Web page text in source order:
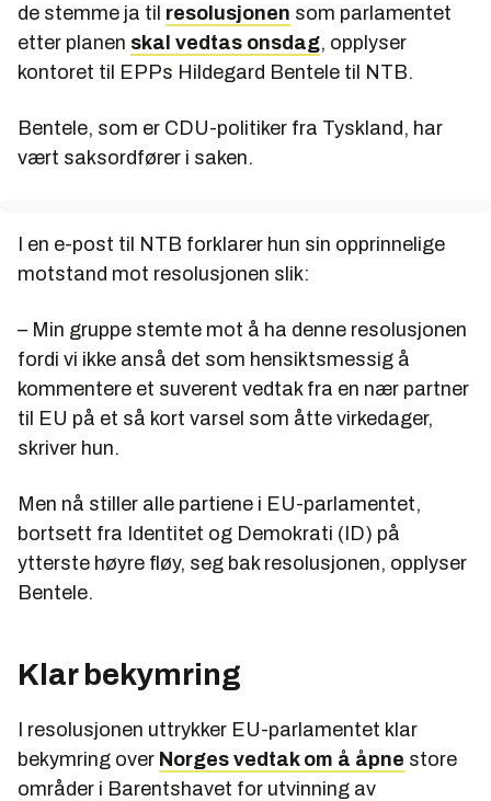
de stemme ja til resolusjonen som parlamentet
etter planen skal vedtas onsdag, opplyser
kontoret til EPPs Hildegard Bentele til NTB.
Bentele, som er CDU-politiker fra Tyskland, har
vært saksordfører i saken.
I en e-post til NTB forklarer hun sin opprinnelige
motstand mot resolusjonen slik:
– Min gruppe stemte mot å ha denne resolusjonen
fordi vi ikke anså det som hensiktsmessig å
kommentere et suverent vedtak fra en nær partner
til EU på et så kort varsel som åtte virkedager,
skriver hun.
Men nå stiller alle partiene i EU-parlamentet,
bortsett fra Identitet og Demokrati (ID) på
ytterste høyre fløy, seg bak resolusjonen, opplyser
Bentele.
Klar bekymring
I resolusjonen uttrykker EU-parlamentet klar
bekymring over Norges vedtak om å åpne store
områder i Barentshavet for utvinning av